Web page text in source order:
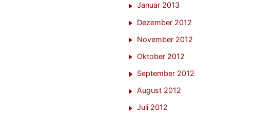
Januar 2013
Dezember 2012
November 2012
Oktober 2012
September 2012
August 2012
Juli 2012